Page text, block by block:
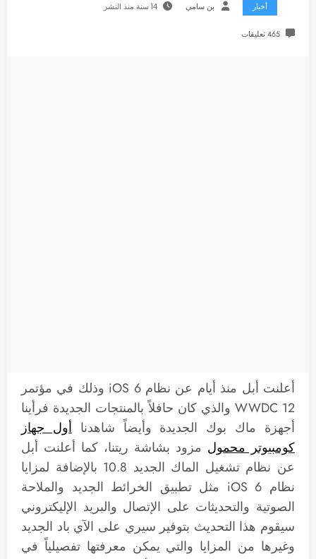
أخبار بن سامي 14 سنة منذ النشر
465 تعليقات
أعلنت أبل منذ أيام عن نظام iOS 6 وذلك في مؤتمر
WWDC 12 والذي كان حافلاً بالمنتجات الجديدة فرأينا
أجهزة ماك بوك الجديدة وأيضاً شاهدنا أول جهاز
كومبيوتر محمول مزود بشاشة ريتنا، كما أعلنت أبل
عن نظام تشغيل الماك الجديد 10.8 بالإضافة لمزايا
نظام iOS 6 مثل تطبيق الخرائط الجديد والملاحة
الصوتية والتحديثات على الإتصال والبريد الإليكتروني
سيقوم هذا التحديث بتوفير سيري على الآي باد الجديد
وغيرها من المزايا والتي يمكن معرفتها تفصيلياً في